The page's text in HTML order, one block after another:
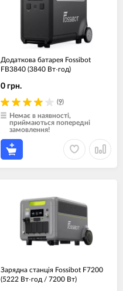
Додаткова батарея Fossibot
FB3840 (3840 Вт·год)
(9)
0 грн.
Немає в наявності,
приймаються попередні
замовлення!
Зарядна станція Fossibot F7200
(5222 Вт·год / 7200 Вт)